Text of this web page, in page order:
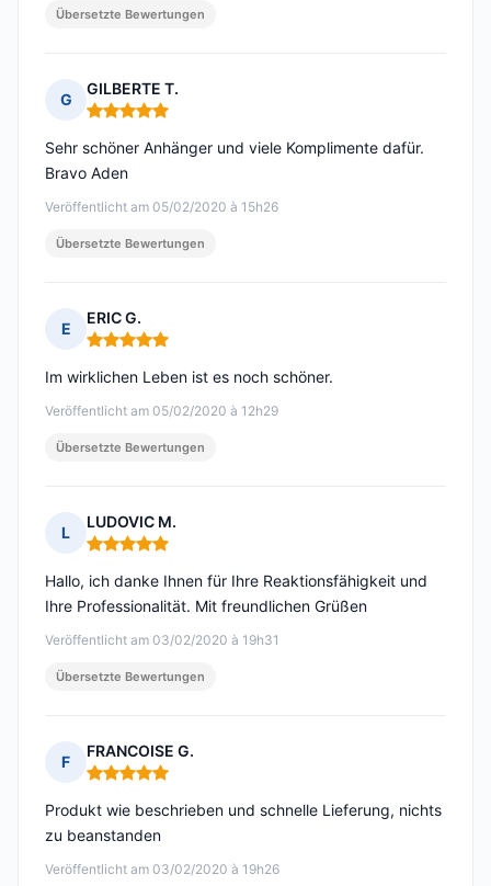
Übersetzte Bewertungen
G
GILBERTE T.
Hinweis: 5 von 5
Veröffentlicht am 05/02/2020 à 15h26
Sehr schöner Anhänger und viele Komplimente dafür.
Bravo Aden
Übersetzte Bewertungen
E
ERIC G.
Hinweis: 5 von 5
Veröffentlicht am 05/02/2020 à 12h29
Im wirklichen Leben ist es noch schöner.
Übersetzte Bewertungen
L
LUDOVIC M.
Hinweis: 5 von 5
Veröffentlicht am 03/02/2020 à 19h31
Hallo, ich danke Ihnen für Ihre Reaktionsfähigkeit und
Ihre Professionalität. Mit freundlichen Grüßen
Übersetzte Bewertungen
F
FRANCOISE G.
Hinweis: 5 von 5
Veröffentlicht am 03/02/2020 à 19h26
Produkt wie beschrieben und schnelle Lieferung, nichts
zu beanstanden